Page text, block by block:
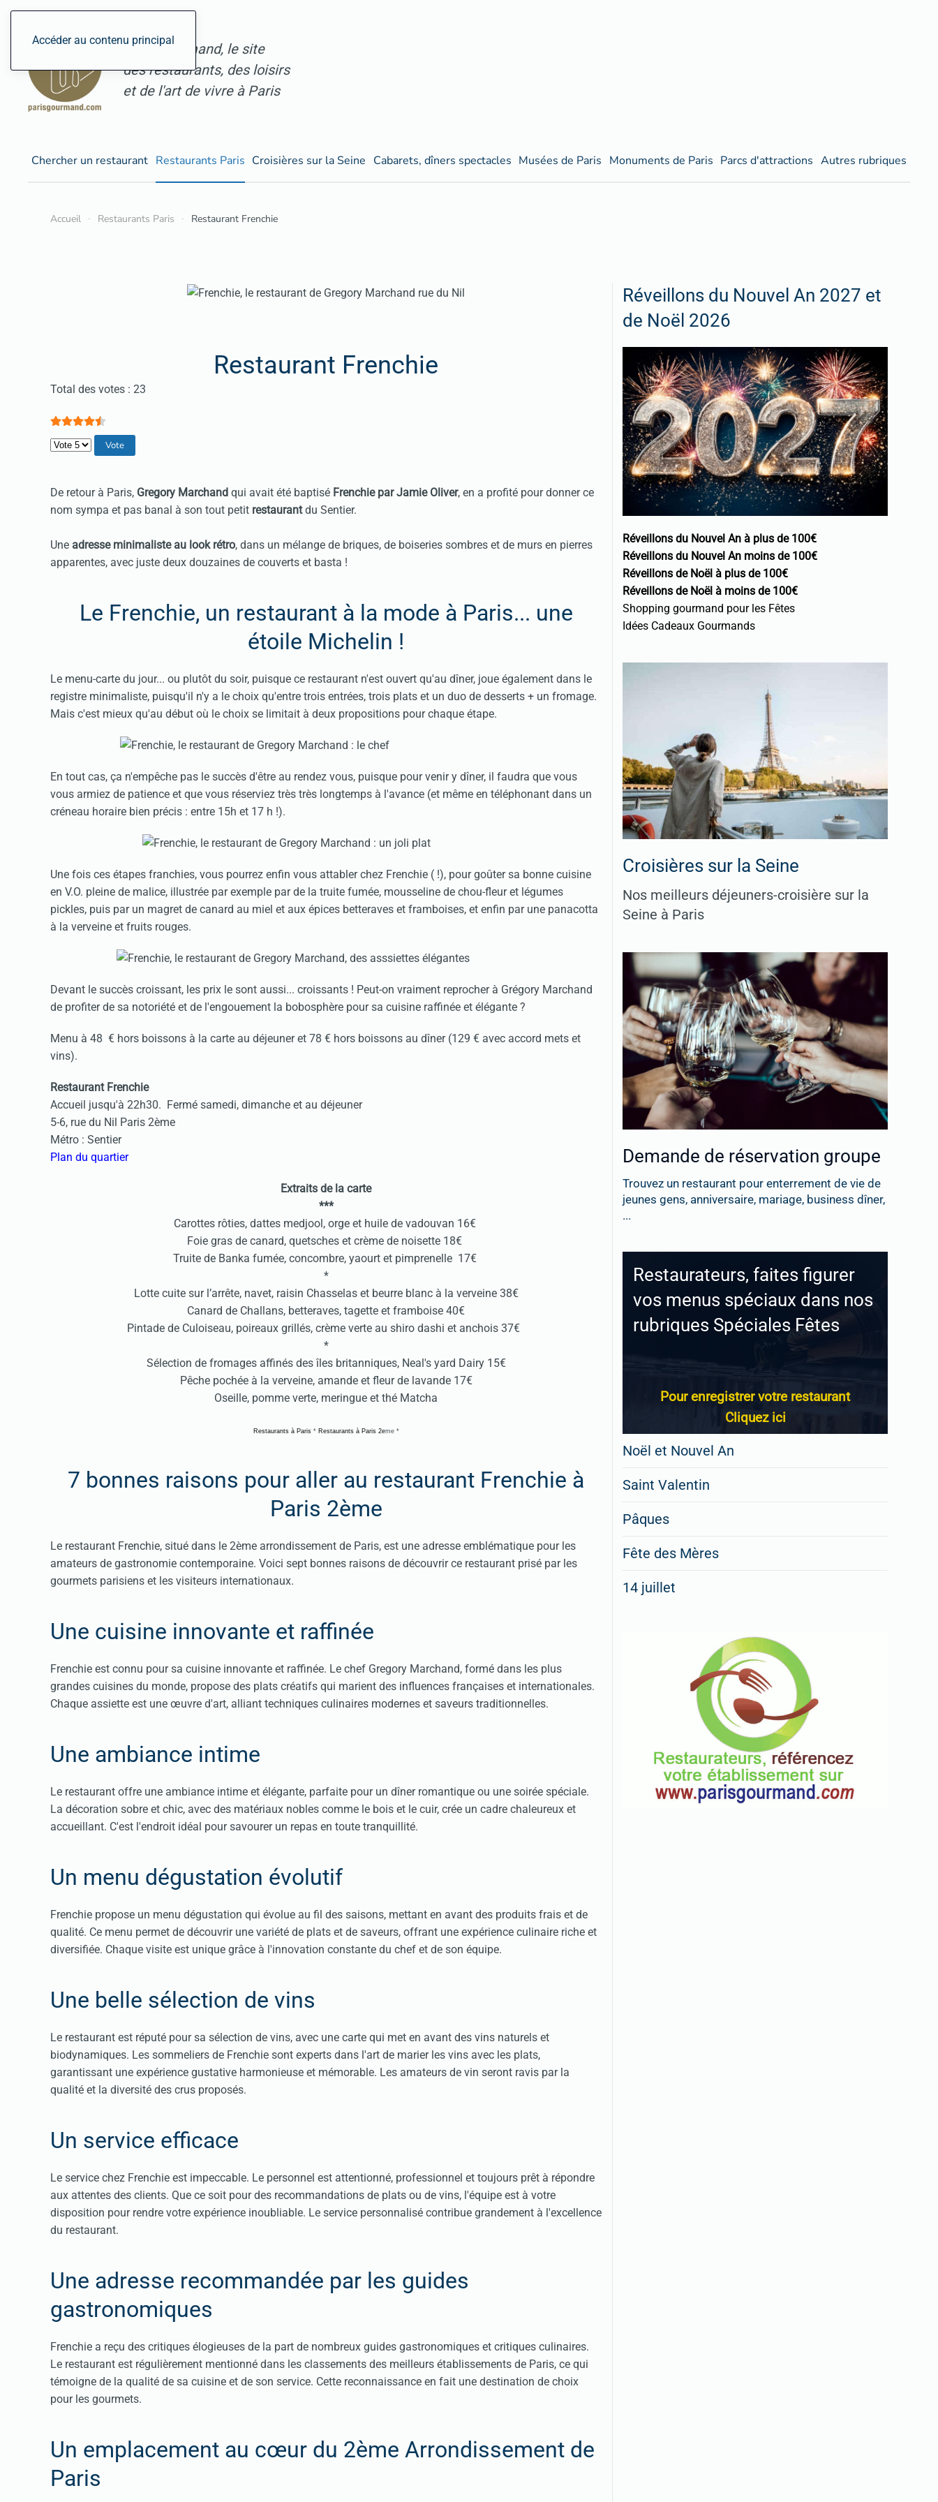
Accéder au contenu principal
ParisGourmand, le site
des restaurants, des loisirs
et de l'art de vivre à Paris
Chercher un restaurant Restaurants Paris Croisières sur la Seine Cabarets, dîners spectacles Musées de Paris Monuments de Paris Parcs d'attractions Autres rubriques
Accueil Restaurants Paris Restaurant Frenchie
Restaurant Frenchie
Vote utilisateur:4.5/
Total des votes : 23
Veuillez voter
De retour à Paris, Gregory Marchand qui avait été baptisé Frenchie par Jamie Oliver, en a profité pour donner ce
nom sympa et pas banal à son tout petit restaurantdu Sentier.
Une adresse minimaliste au look rétro, dans un mélange de briques, de boiseries sombres et de murs en pierres
apparentes, avec juste deux douzaines de couverts et basta !
Le Frenchie, un restaurant à la mode à Paris... une
étoile Michelin !
Le menu-carte du jour... ou plutôt du soir, puisque ce restaurant n'est ouvert qu'au dîner, joue également dans le
registre minimaliste, puisqu'il n'y a le choix qu'entre trois entrées, trois plats et un duo de desserts + un fromage.
Mais c'est mieux qu'au début où le choix se limitait à deux propositions pour chaque étape.
En tout cas, ça n'empêche pas le succès d'être au rendez vous, puisque pour venir y dîner, il faudra que vous
vous armiez de patience et que vous réserviez très très longtemps à l'avance (et même en téléphonant dans un
créneau horaire bien précis : entre 15h et 17 h !).
Une fois ces étapes franchies, vous pourrez enfin vous attabler chez Frenchie ( !), pour goûter sa bonne cuisine
en V.O. pleine de malice, illustrée par exemple par de la truite fumée, mousseline de chou-fleur et légumes
pickles, puis par un magret de canard au miel et aux épices betteraves et framboises, et enfin par une panacotta
à la verveine et fruits rouges.
Devant le succès croissant, les prix le sont aussi... croissants ! Peut-on vraiment reprocher à Grégory Marchand
de profiter de sa notoriété et de l'engouement la bobosphère pour sa cuisine raffinée et élégante ?
Menu à 48 € hors boissons à la carte au déjeuner et 78 € hors boissons au dîner (129 € avec accord mets et
vins).
Restaurant Frenchie
Accueil jusqu'à 22h30. Fermé samedi, dimanche et au déjeuner
5-6, rue du Nil Paris 2ème
Métro : Sentier
Plan du quartier
Extraits de la carte
***
Carottes rôties, dattes medjool, orge et huile de vadouvan 16€
Foie gras de canard, quetsches et crème de noisette 18€
Truite de Banka fumée, concombre, yaourt et pimprenelle 17€
*
Lotte cuite sur l’arrête, navet, raisin Chasselas et beurre blanc à la verveine 38€
Canard de Challans, betteraves, tagette et framboise 40€
Pintade de Culoiseau, poireaux grillés, crème verte au shiro dashi et anchois 37€
*
Sélection de fromages affinés des îles britanniques, Neal's yard Dairy 15€
Pêche pochée à la verveine, amande et fleur de lavande 17€
Oseille, pomme verte, meringue et thé Matcha
Restaurants à Paris* Restaurants à Paris 2eme *
7 bonnes raisons pour aller au restaurant Frenchie à
Paris 2ème
Le restaurant Frenchie, situé dans le 2ème arrondissement de Paris, est une adresse emblématique pour les
amateurs de gastronomie contemporaine. Voici sept bonnes raisons de découvrir ce restaurant prisé par les
gourmets parisiens et les visiteurs internationaux.
Une cuisine innovante et raffinée
Frenchie est connu pour sa cuisine innovante et raffinée. Le chef Gregory Marchand, formé dans les plus
grandes cuisines du monde, propose des plats créatifs qui marient des influences françaises et internationales.
Chaque assiette est une œuvre d'art, alliant techniques culinaires modernes et saveurs traditionnelles​​​​.
Une ambiance intime
Le restaurant offre une ambiance intime et élégante, parfaite pour un dîner romantique ou une soirée spéciale.
La décoration sobre et chic, avec des matériaux nobles comme le bois et le cuir, crée un cadre chaleureux et
accueillant. C'est l'endroit idéal pour savourer un repas en toute tranquillité​​​​.
Un menu dégustation évolutif
Frenchie propose un menu dégustation qui évolue au fil des saisons, mettant en avant des produits frais et de
qualité. Ce menu permet de découvrir une variété de plats et de saveurs, offrant une expérience culinaire riche et
diversifiée. Chaque visite est unique grâce à l'innovation constante du chef et de son équipe​​​​.
Une belle sélection de vins
Le restaurant est réputé pour sa sélection de vins, avec une carte qui met en avant des vins naturels et
biodynamiques. Les sommeliers de Frenchie sont experts dans l'art de marier les vins avec les plats,
garantissant une expérience gustative harmonieuse et mémorable. Les amateurs de vin seront ravis par la
qualité et la diversité des crus proposés​​​​.
Un service efficace
Le service chez Frenchie est impeccable. Le personnel est attentionné, professionnel et toujours prêt à répondre
aux attentes des clients. Que ce soit pour des recommandations de plats ou de vins, l'équipe est à votre
disposition pour rendre votre expérience inoubliable. Le service personnalisé contribue grandement à l'excellence
du restaurant​​​​.
Une adresse recommandée par les guides
gastronomiques
Frenchie a reçu des critiques élogieuses de la part de nombreux guides gastronomiques et critiques culinaires.
Le restaurant est régulièrement mentionné dans les classements des meilleurs établissements de Paris, ce qui
témoigne de la qualité de sa cuisine et de son service. Cette reconnaissance en fait une destination de choix
pour les gourmets​​​​.
Un emplacement au cœur du 2ème Arrondissement de
Paris
Réveillons du Nouvel An 2027 et
de Noël 2026
Réveillons du Nouvel An à plus de 100€
Réveillons du Nouvel An moins de 100€
Réveillons de Noël à plus de 100€
Réveillons de Noël à moins de 100€
Shopping gourmand pour les Fêtes
Idées Cadeaux Gourmands
Croisières sur la Seine
Nos meilleurs déjeuners-croisière sur la
Seine à Paris
Demande de réservation groupe
Trouvez un restaurant pour enterrement de vie de
jeunes gens, anniversaire, mariage, business dîner,
...
Restaurateurs, faites figurer
vos menus spéciaux dans nos
rubriques Spéciales Fêtes
Pour enregistrer votre restaurant
Cliquez ici
Noël et Nouvel An
Saint Valentin
Pâques
Fête des Mères
14 juillet